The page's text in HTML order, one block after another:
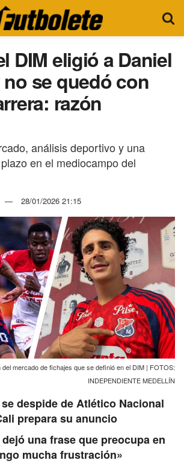
DIM eligió a Daniel
se quedó con
razón
análisis deportivo y una
en el mediocampo del
28/01/2026 21:15
del mercado de fichajes que se definió en el DIM | FOTOS:
INDEPENDIENTE MEDELLÍN
despide de Atlético Nacional
prepara su anuncio
una frase que preocupa en
mucha frustración»